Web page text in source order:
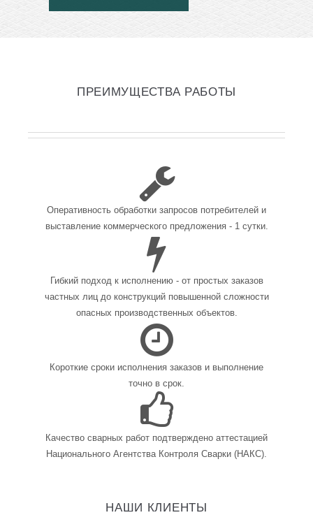
ПРЕИМУЩЕСТВА РАБОТЫ
Оперативность обработки запросов потребителей и
выставление коммерческого предложения - 1 сутки.
Гибкий подход к исполнению - от простых заказов
частных лиц до конструкций повышенной сложности
опасных производственных объектов.
Короткие сроки исполнения заказов и выполнение
точно в срок.
Качество сварных работ подтверждено аттестацией
Национального Агентства Контроля Сварки (НАКС).
НАШИ КЛИЕНТЫ